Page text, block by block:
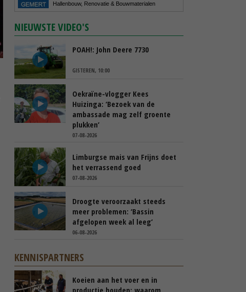
Hallenbouw, Renovatie & Bouwmaterialen
NIEUWSTE VIDEO'S
POAH!: John Deere 7730
GISTEREN, 10:00
Oekraïne-vlogger Kees
Huizinga: ‘Bezoek van de
ambassade mag zelf groente
plukken’
07-08-2026
Limburgse mais van Frijns doet
het verrassend goed
07-08-2026
Droogte veroorzaakt steeds
meer problemen: ‘Bassin
afgelopen week al leeg’
06-08-2026
KENNISPARTNERS
Koeien aan het voer en in
productie houden: waarom